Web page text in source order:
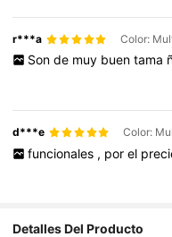
r***a
Son de muy buen tama
d***e
funcionales , por el
Detalles Del Producto